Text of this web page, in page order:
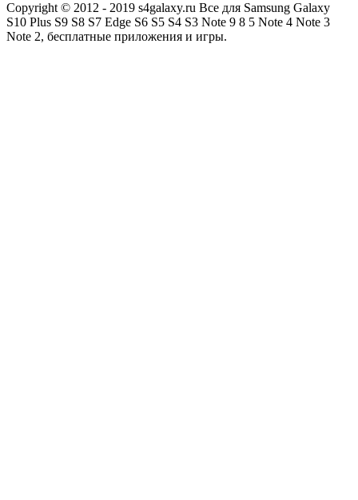
Copyright © 2012 - 2019 s4galaxy.ru Все для Samsung Galaxy
S10 Plus S9 S8 S7 Edge S6 S5 S4 S3 Note 9 8 5 Note 4 Note 3
Note 2, бесплатные приложения и игры.